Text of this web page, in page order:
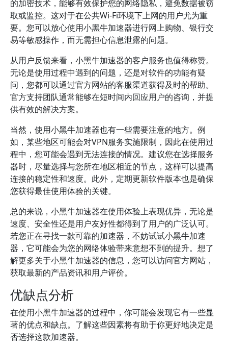
的加密技术，能够有效保护您的网络隐私，避免数据被窃
取或监控。这对于在公共Wi-Fi环境下上网的用户尤为重
要。您可以放心使用小黑牛加速器进行网上购物、银行交
易等敏感操作，而无需担心信息泄露的问题。
从用户反馈来看，小黑牛加速器的客户服务也值得称赞。
无论是使用过程中遇到的问题，还是对软件的功能有疑
问，您都可以通过官方网站的客服渠道获得及时的帮助。
官方支持团队通常能够在短时间内回应用户的咨询，并提
供有效的解决方案。
当然，使用小黑牛加速器也有一些需要注意的地方。例
如，某些地区可能会对VPN服务实施限制，因此在使用过
程中，您可能会遇到无法连接的情况。建议您在选择服务
器时，尽量选择与您所在地区相近的节点，这样可以提高
连接的稳定性和速度。此外，定期更新软件版本也是确保
您获得最佳使用体验的关键。
总的来说，小黑牛加速器在使用体验上表现优异，无论是
速度、安全性还是用户友好性都得到了用户的广泛认可。
若您正在寻找一款可靠的加速器，不妨试试小黑牛加速
器，它可能会为您的网络体验带来意想不到的提升。想了
解更多关于小黑牛加速器的信息，您可以访问官方网站，
获取最新的产品资讯和用户评价。
优缺点分析
在使用小黑牛加速器的过程中，你可能会发现它有一些显
著的优点和缺点。了解这些因素将有助于你更好地决定是
否选择这款加速器。